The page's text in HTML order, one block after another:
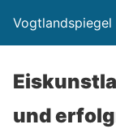
Vogtlandspiegel
und